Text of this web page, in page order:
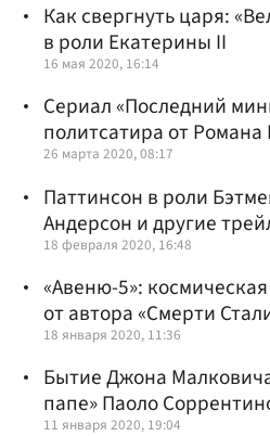
Как свергнуть царя:
в роли Екатерины II
16 мая 2020, 16:14
Сериал «Последний
политсатира от Романа
26 марта 2020, 08:17
Паттинсон в роли
Андерсон и другие
18 февраля 2020, 16:48
«Авеню-5»:
от автора «Смерти
18 января 2020, 11:36
Бытие Джона
папе» Паоло
11 января 2020, 19:04